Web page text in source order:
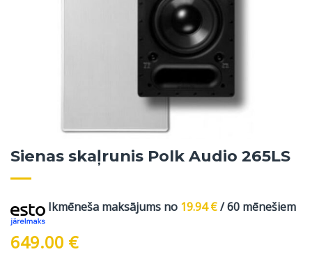
Sienas skaļrunis Polk Audio 265LS
Ikmēneša maksājums no 19.94€/ 60 mēnešiem
649.00 €